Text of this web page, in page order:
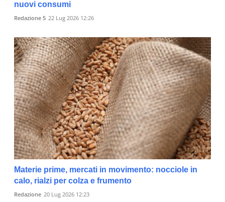
nuovi consumi
Redazione 5 22 Lug 2026 12:26
Materie prime, mercati in movimento: nocciole in
calo, rialzi per colza e frumento
Redazione 20 Lug 2026 12:23